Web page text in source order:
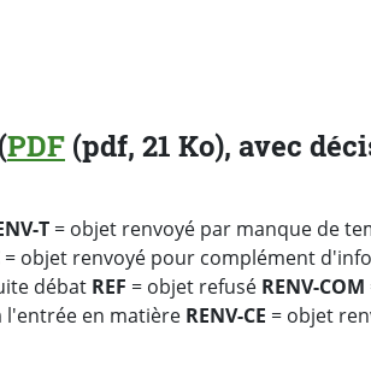
PDF (pdf, 21 Ko), avec
T = objet renvoyé par manque de
= objet renvoyé pour complément
débat REF = objet refusé RENV-COM
l'entrée en matière RENV-CE = objet